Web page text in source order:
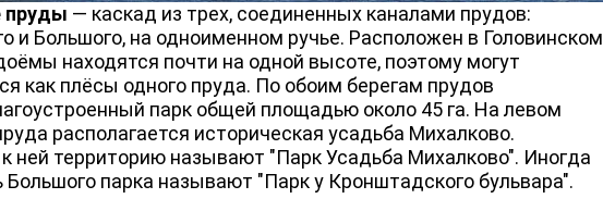
пруды — каскад из трех, соединенных каналами прудов:
и Большого, на одноименном ручье. Расположен в Головинском
находятся почти на одной высоте, поэтому могут
как плёсы одного пруда. По обоим берегам прудов
парк общей площадью около 45 га. На левом
располагается историческая усадьба Михалково.
территорию называют "Парк Усадьба Михалково". Иногда
Большого парка называют "Парк у Кронштадского бульвара".